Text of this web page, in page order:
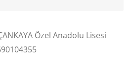
Özel Anadolu Lisesi